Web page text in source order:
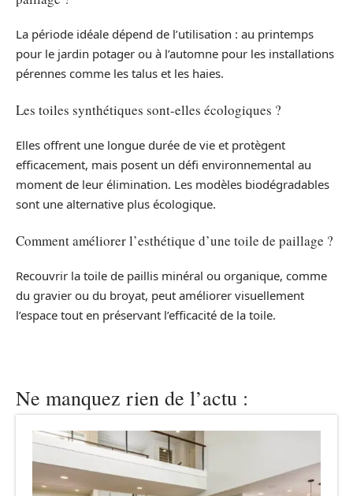
La période idéale dépend de l’utilisation : au printemps
pour le jardin potager ou à l’automne pour les installations
pérennes comme les talus et les haies.
Les toiles synthétiques sont-elles écologiques ?
Elles offrent une longue durée de vie et protègent
efficacement, mais posent un défi environnemental au
moment de leur élimination. Les modèles biodégradables
sont une alternative plus écologique.
Comment améliorer l’esthétique d’une toile de paillage ?
Recouvrir la toile de paillis minéral ou organique, comme
du gravier ou du broyat, peut améliorer visuellement
l’espace tout en préservant l’efficacité de la toile.
Ne manquez rien de l’actu :